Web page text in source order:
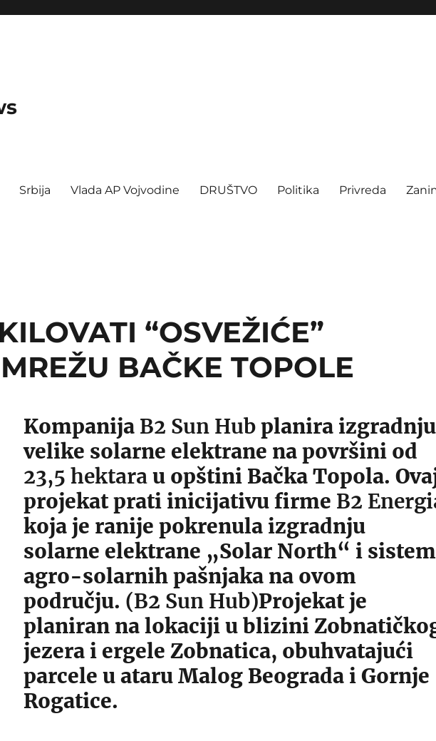
Srbija Vlada AP Vojvodine DRUŠTVO Politika Privreda
“OSVEŽIĆE”
BAČKE TOPOLE
Kompanija B2 Sun Hubplanira izgradnju
velike solarne elektrane na površini od
23,5 hektarau opštini Bačka Topola.
projekat prati inicijativu firme B2
koja je ranije pokrenula izgradnju
solarne elektrane „Solar North“ i sistem
agro-solarnih pašnjaka na ovom
području. (B2 Sun Hub)Projekat je
planiran na lokaciji u blizini
jezera i ergele Zobnatica, obuhvatajući
parcele u ataru Malog Beograda i Gornje
Rogatice.